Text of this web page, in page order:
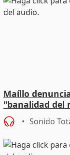
Maíllo
"banalidad del
asume todas
Sonido